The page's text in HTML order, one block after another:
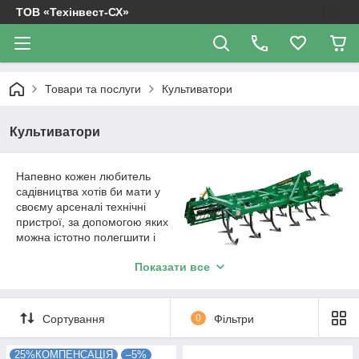
ТОВ «Техінвест-СХ»
Товари та послуги Культиватори
Культиватори
Напевно кожен любитель
садівництва хотів би мати у
своєму арсеналі технічні
пристрої, за допомогою яких
можна істотно полегшити і
Культиватори– це найкращі помічники для
використовувати, щоб обробляти ділянки землі, що
сприятиме підвищенню врожайності. Це пристрій сприяє
максимально якісного розпушення грунту, подрібнення і
Показати все
Сортування 0 Фільтри
25%КОМПЕНСАЦІЯ –5%